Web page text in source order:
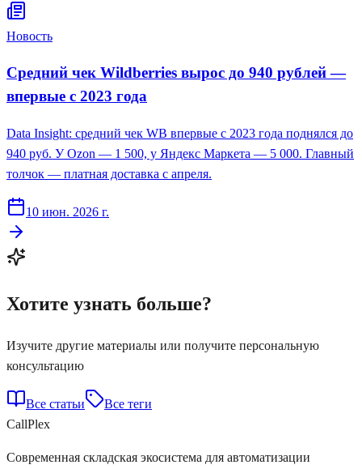
Новость
Средний чек Wildberries вырос до 940 рублей —
впервые с 2023 года
Data Insight: средний чек WB впервые с 2023 года поднялся до
940 руб. У Ozon — 1 500, у Яндекс Маркета — 5 000. Главный
толчок — платная доставка с апреля.
10 июн. 2026 г.
Хотите узнать больше?
Изучите другие материалы или получите персональную
консультацию
Все статьи
Все теги
CallPlex
Современная складская экосистема для автоматизации